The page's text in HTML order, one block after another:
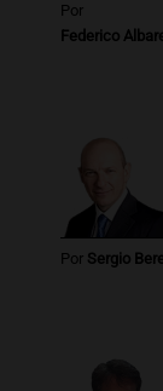
Por
Federico
Por Sergio